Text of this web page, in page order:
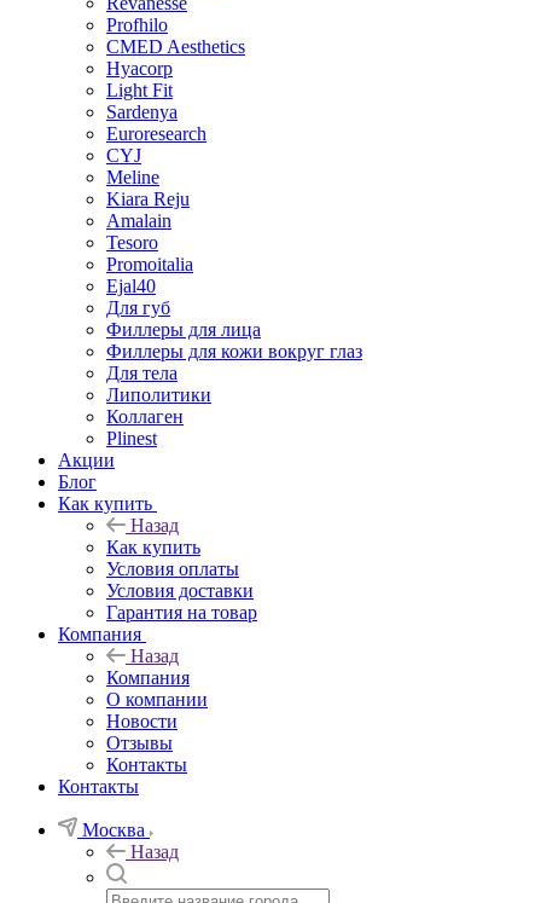
Profhilo
CMED Aesthetics
Hyacorp
Light Fit
Sardenya
Euroresearch
CYJ
Meline
Kiara Reju
Amalain
Tesoro
Promoitalia
Ejal40
Для губ
Филлеры для лица
Филлеры для кожи вокруг глаз
Для тела
Липолитики
Коллаген
Plinest
Акции
Блог
Как купить
Назад
Как купить
Условия оплаты
Условия доставки
Гарантия на товар
Компания
Назад
Компания
О компании
Новости
Отзывы
Контакты
Контакты
Москва
Назад